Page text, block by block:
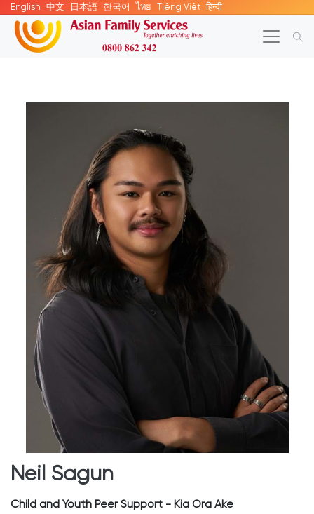
English 中文 日本語 한국어 ไทย Tiếng Việt हिन्दी
Neil Sagun
Child and Youth Peer Support - Kia Ora Ake